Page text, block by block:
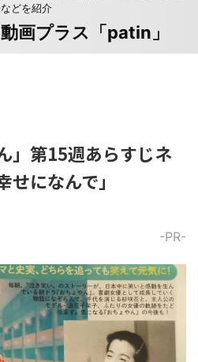
どを紹介
画プラス「patin」
」第15週あらすじネ
になんで」
-PR-